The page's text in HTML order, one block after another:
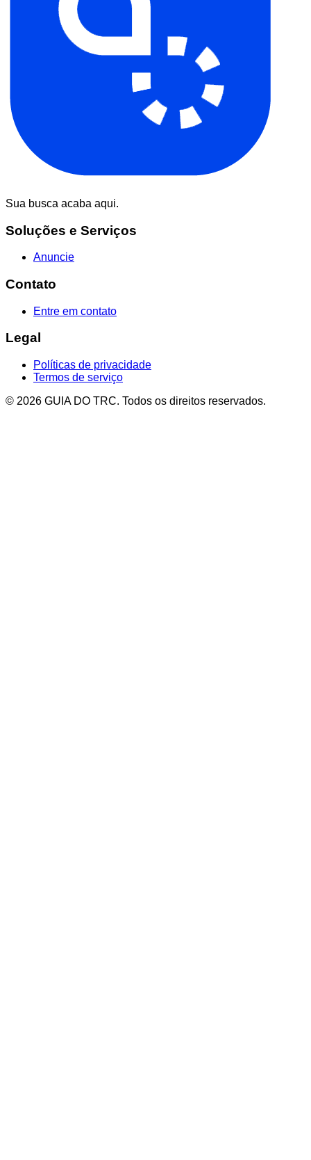
Sua busca acaba aqui.
Soluções e Serviços
Anuncie
Contato
Entre em contato
Legal
Políticas de privacidade
Termos de serviço
© 2026 GUIA DO TRC. Todos os direitos reservados.